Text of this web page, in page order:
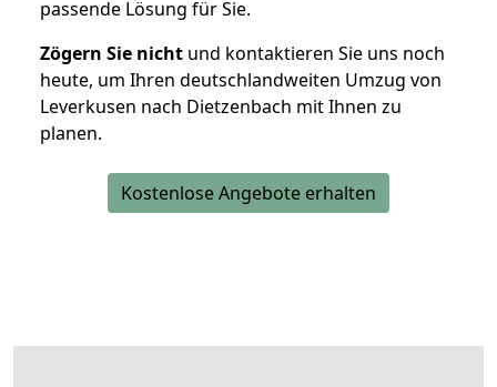
passende Lösung für Sie.
Zögern Sie nicht und kontaktieren Sie uns noch
heute, um Ihren deutschlandweiten Umzug von
Leverkusen nach Dietzenbach mit Ihnen zu
planen.
Kostenlose Angebote erhalten